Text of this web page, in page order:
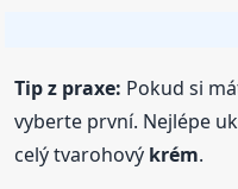
Tip z praxe: Pokud si
vyberte první. Nejlépe
celý tvarohový krém.